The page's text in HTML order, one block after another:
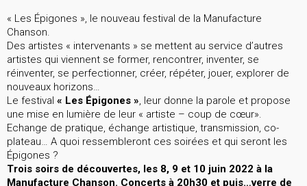
« Les Épigones », le nouveau festival de la Manufacture
Chanson.
Des artistes « intervenants » se mettent au service d’autres
artistes qui viennent se former, rencontrer, inventer, se
réinventer, se perfectionner, créer, répéter, jouer, explorer de
nouveaux horizons…
Le festival « Les Épigones », leur donne la parole et propose
une mise en lumière de leur « artiste – coup de cœur».
Echange de pratique, échange artistique, transmission, co-
plateau… A quoi ressembleront ces soirées et qui seront les
Épigones ?
Trois soirs de découvertes, les 8, 9 et 10 juin 2022 à la
Manufacture Chanson. Concerts à 20h30 et puis…verre de